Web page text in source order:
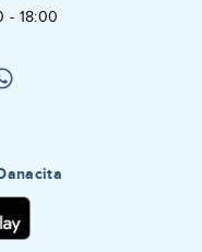
- 18:00